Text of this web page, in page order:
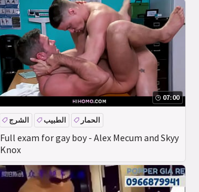
07:00
Full exam for gay boy - Alex Mecum and Skyy
Knox
الشرج الطبيب الحمار